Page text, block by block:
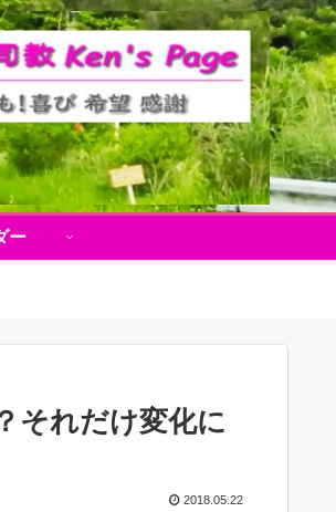
ー
それだけ変化に
2018.05.22